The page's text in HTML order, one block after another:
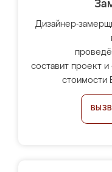
Дизайнер-
составит проект и
стоимости